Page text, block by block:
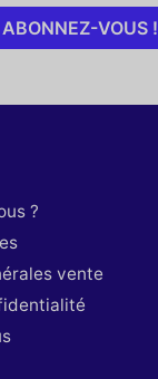
ABONNEZ-VOUS !
?
vente